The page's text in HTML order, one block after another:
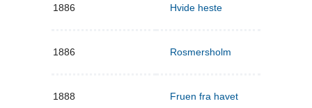
1886 Hvide heste
1886 Rosmersholm
1888 Fruen fra havet